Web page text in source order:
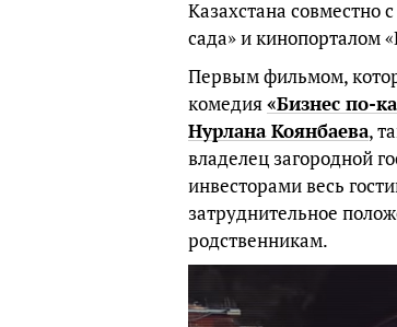
Казахстана совместно
сада» и кинопорталом
Первым фильмом,
комедия«Бизнес по-
Нурлана Коянбаева,
владелец загородной
инвесторами весь
затруднительное
родственникам.